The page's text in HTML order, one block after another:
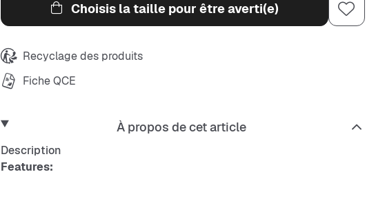
Choisis la taille pour être averti(e)
Recyclage des produits
Fiche QCE
À propos de cet article
Description
Features: